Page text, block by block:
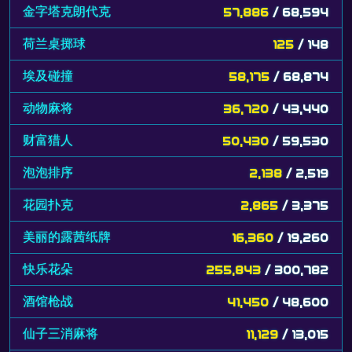
金字塔克朗代克 57,886 / 68,594
荷兰桌掷球 125 / 148
埃及碰撞 58,175 / 68,874
动物麻将 36,720 / 43,440
财富猎人 50,430 / 59,530
泡泡排序 2,138 / 2,519
花园扑克 2,865 / 3,375
美丽的露茜纸牌 16,360 / 19,260
快乐花朵 255,843 / 300,782
酒馆枪战 41,450 / 48,600
仙子三消麻将 11,129 / 13,015